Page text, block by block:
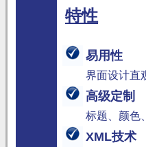
特性
易用性
界面设计直
高级定制
标题、颜色
XML技术